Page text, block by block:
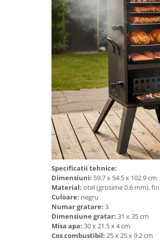
Cantare corporale
Mobilier pentru baie
Dulapuri baie
Mobilier baie
Accesorii baie
Cuiere si suporturi prosoape
Rafturi si depozitare
Accesorii cada
Specificatii tehnice:
Dimensiuni: 59.7 x 54.5 x 102.9 cm
Material: otel (grosime 0.6 mm),
Culoare: negru
Numar gratare: 3
Dimensiune gratar: 31 x 35 cm
Misa apa: 30 x 21.5 x 4 cm
Cos combustibil: 25 x 25 x 9.2 cm